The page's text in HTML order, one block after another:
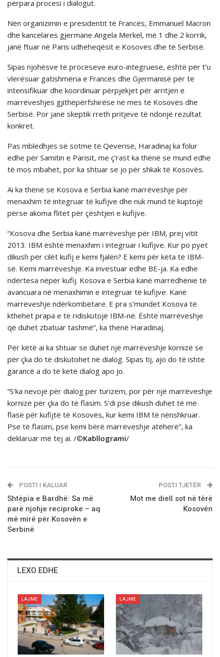
përpara procesi i dialogut.
Nën organizimin e presidentit të Francës, Emmanuel Macron
dhe kancelares gjermane Angela Merkel, më 1 dhe 2 korrik,
janë ftuar në Paris udhëheqësit e Kosovës dhe të Serbisë.
Sipas njohësve të proceseve euro-integruese, është për t’u
vlerësuar gatishmëria e Francës dhe Gjermanisë për të
intensifikuar dhe koordinuar përpjekjet për arritjen e
marrëveshjes gjithëpërfshirëse në mes të Kosovës dhe
Serbisë. Por janë skeptik rreth pritjeve të ndonjë rezultat
konkret.
Pas mbledhjes së sotme të Qeverisë, Haradinaj ka folur
edhe për Samitin e Parisit, me ç’rast ka thënë se mund edhe
të mos mbahet, por ka shtuar se jo për shkak të Kosovës.
Ai ka thënë se Kosova e Serbia kanë marrëveshje për
menaxhim të integruar të kufijve dhe nuk mund të kuptojë
përse akoma flitet për çështjen e kufijve.
“Kosova dhe Serbia kanë marrëveshje për IBM, prej vitit
2013. IBM është menaxhim i integruar i kufijve. Kur po pyet
dikush për cilët kufij e kemi fjalën? E kemi për këta të IBM-
së. Kemi marrëveshje. Ka investuar edhe BE-ja. Ka edhe
ndërtesa nëpër kufij. Kosova e Serbia kanë marrëdhënie të
avancuara në menaxhimin e integruar të kufijve. Kanë
marrëveshje ndërkombëtare. E pra s’mundet Kosova të
kthehet prapa e të ridiskutojë IBM-në. Është marrëveshje
që duhet zbatuar tashmë”, ka thënë Haradinaj.
Për këtë ai ka shtuar se duhet një marrëveshje kornizë se
për çka do të diskutohet në dialog. Sipas tij, ajo do të ishte
garancë a do të ketë dialog apo jo.
“S’ka nevojë për dialog për turizëm, por për një marrëveshje
kornizë për çka do të flasim. S’di pse dikush duhet të më
flasë për kufijtë të Kosovës, kur kemi IBM të nënshkruar.
Pse të flasim, pse kemi bërë marrëveshje atëherë”, ka
deklaruar më tej ai. /©Kabllogrami/
POSTI I KALUAR
Shtëpia e Bardhë: Sa më
parë njohje reciproke – aq
më mirë për Kosovën e
Serbinë
POSTI TJETËR
Mot me diell sot në tërë
Kosovën
LEXO EDHE
LAJME LAJME